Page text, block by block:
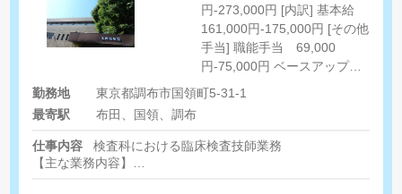
円-273,000円 [内訳] 基本給
161,000円-175,000円 [その他
手当] 職能手当 69,000
円-75,000円 ベースアップ手
当 7,000円-7,000円 その他
手当 16,000円-16,000円
勤務地
東京都調布市国領町5-31-1
最寄駅
布田、国領、調布
仕事内容
検査科における臨床検査技師業務
【主な業務内容】